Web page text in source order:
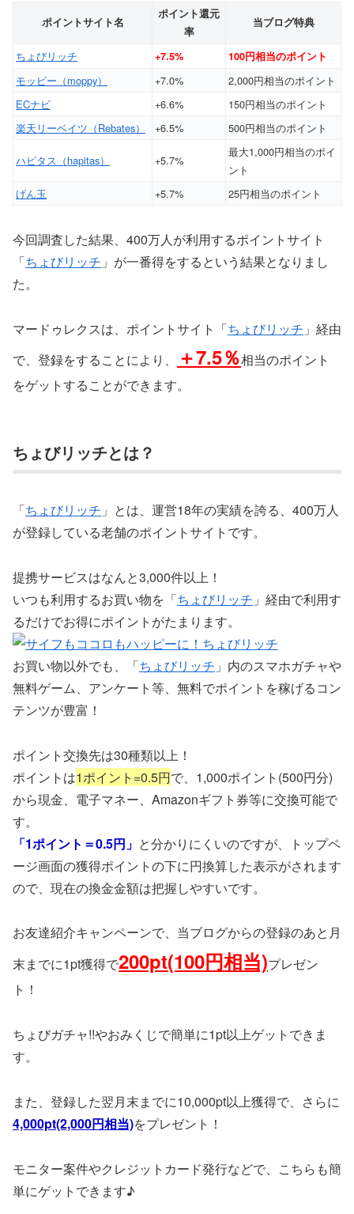
ポイントサイト名
ポイント還元
率
当ブログ特典
ちょびリッチ +7.5% 100円相当のポイント
モッピー（moppy） +7.0%
2,000円相当のポイント
ECナビ
+6.6%
150円相当のポイント
楽天リーベイツ（Rebates）
+6.5% 500円相当のポイント
ハピタス（hapitas） +5.7%
最大1,000円相当のポイ
ント
げん玉
+5.7% 25円相当のポイント
今回調査した結果、400万人が利用するポイントサイト
「ちょびリッチ 」が一番得をするという結果となりまし
た。
マードゥレクスは、ポイントサイト「ちょびリッチ 」経由
で、登録をすることにより、
＋7.5％相当のポイント
をゲットすることができます。
ちょびリッチとは？
「ちょびリッチ 」とは、運営18年の実績を誇る、400万人
が登録している老舗のポイントサイトです。
提携サービスはなんと3,000件以上！
いつも利用するお買い物を「ちょびリッチ 」経由で利用す
るだけでお得にポイントがたまります。
お買い物以外でも、「ちょびリッチ 」内のスマホガチャや
無料ゲーム、アンケート等、無料でポイントを稼げるコン
テンツが豊富！
ポイント交換先は30種類以上！
ポイントは1ポイント=0.5円で、1,000ポイント(500円分)
から現金、電子マネー、Amazonギフト券等に交換可能で
す。
「1ポイント＝0.5円」 と分かりにくいのですが、トップペ
ージ画面の獲得ポイントの下に円換算した表示がされます
ので、現在の換金金額は把握しやすいです。
お友達紹介キャンペーンで、当ブログからの登録のあと月
末までに1pt獲得で200pt(100円相当)プレゼン
ト！
ちょびガチャ!!やおみくじで簡単に1pt以上ゲットできま
す。
また、登録した翌月末までに10,000pt以上獲得で、さらに
4,000pt(2,000円相当)をプレゼント！
モニター案件やクレジットカード発行などで、こちらも簡
単にゲットできます♪